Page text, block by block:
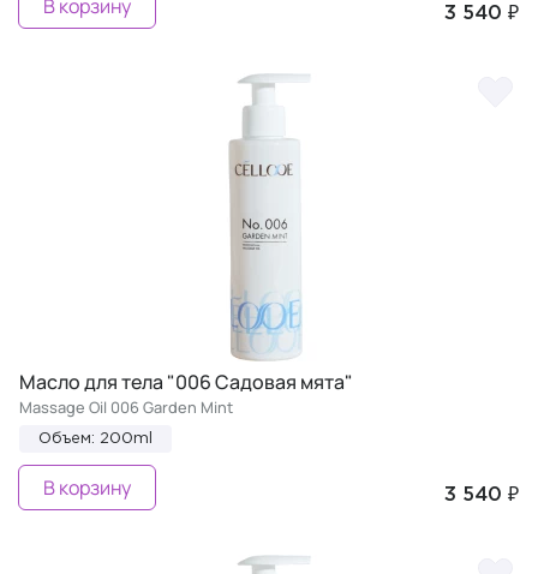
3 540 ₽
В корзину
Масло для тела "006 Садовая мята"
Massage Oil 006 Garden Mint
Объем: 200ml
3 540 ₽
В корзину